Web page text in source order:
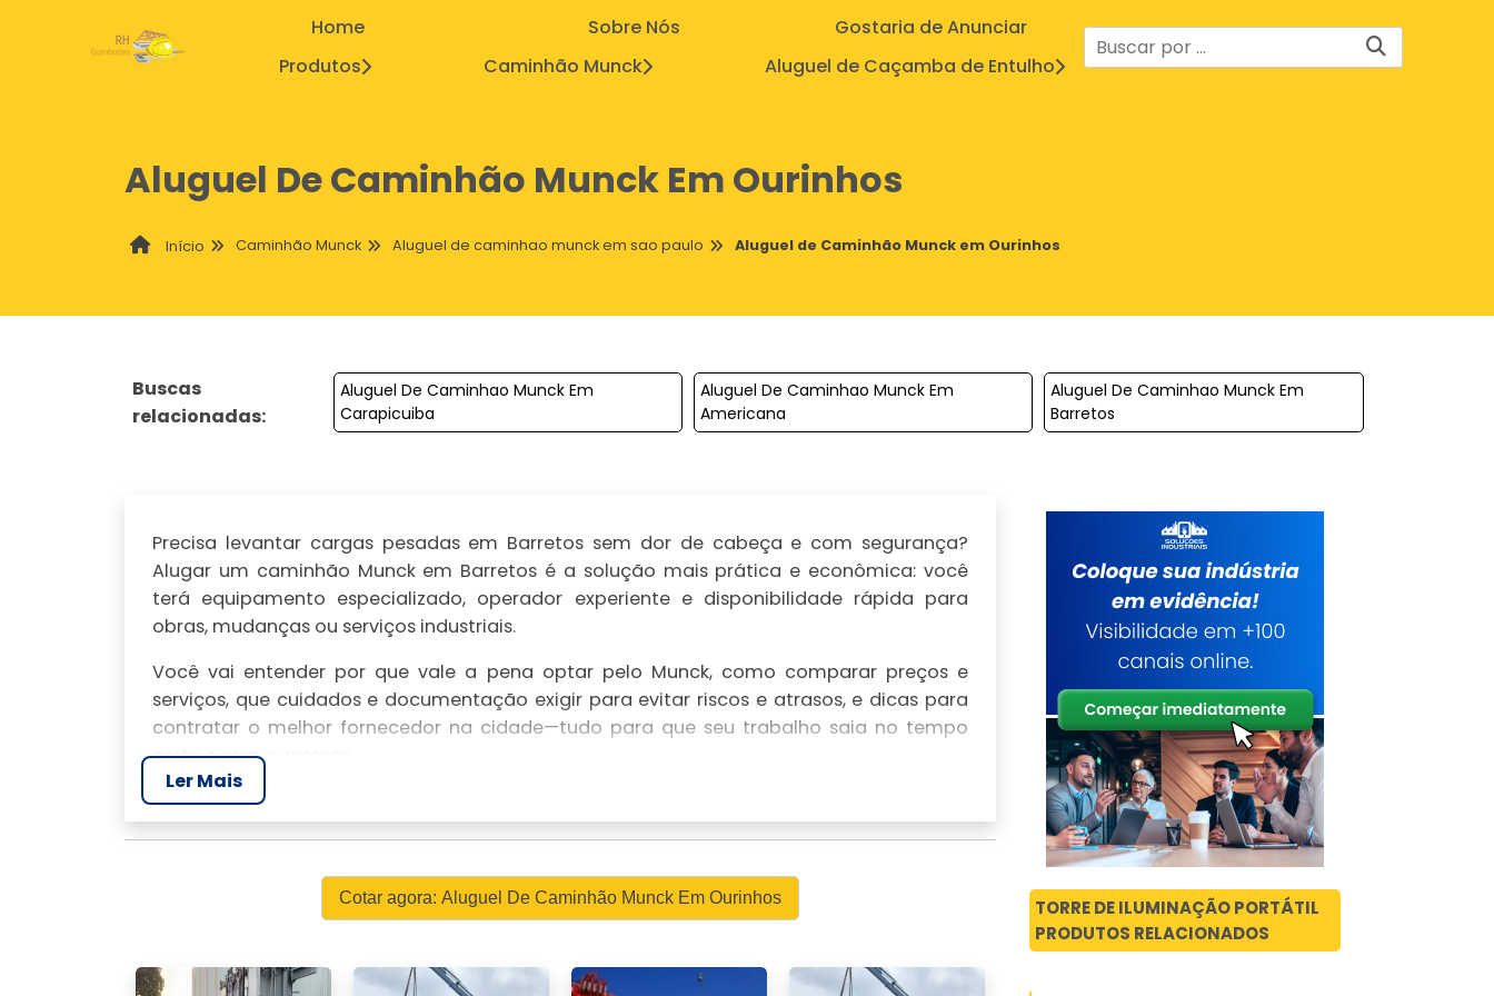
Home Sobre Nós
Gostaria de Anunciar
Produtos
Caminhão Munck Aluguel de Caçamba de Entulho
Aluguel De Caminhão Munck Em Ourinhos
Início Caminhão Munck Aluguel de caminhao munck em sao paulo Aluguel de Caminhão Munck em Ourinhos
Buscas
relacionadas:
Aluguel De Caminhao Munck Em
Carapicuiba
Aluguel De Caminhao Munck Em
Americana
Aluguel De Caminhao Munck Em
Barretos
Precisa levantar cargas pesadas em Barretos sem dor de cabeça e com segurança?
Alugar um caminhão Munck em Barretos é a solução mais prática e econômica: você
terá equipamento especializado, operador experiente e disponibilidade rápida para
obras, mudanças ou serviços industriais.
Você vai entender por que vale a pena optar pelo Munck, como comparar preços e
serviços, que cuidados e documentação exigir para evitar riscos e atrasos, e dicas para
contratar o melhor fornecedor na cidade—tudo para que seu trabalho saia no tempo
certo e sem surpresas.
VISÃO LOCAL E PERFIL DA EMPRESA EM BARRETOS
em Barretos; minha empresa prioriza segurança, frota dedicada e atendimento
personalizado para demandas em Barretos.
Perfil prático: presença, rapidez e responsabilidade técnica
Ler Mais
Cotar agora: Aluguel De Caminhão Munck Em Ourinhos
TORRE DE ILUMINAÇÃO PORTÁTIL
PRODUTOS RELACIONADOS